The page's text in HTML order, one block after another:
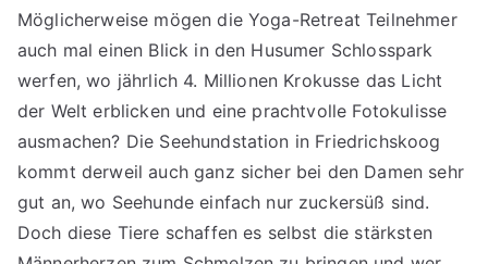
Möglicherweise mögen die Yoga-Retreat Teilnehmer
auch mal einen Blick in den Husumer Schlosspark
werfen, wo jährlich 4. Millionen Krokusse das Licht
der Welt erblicken und eine prachtvolle Fotokulisse
ausmachen? Die Seehundstation in Friedrichskoog
kommt derweil auch ganz sicher bei den Damen sehr
gut an, wo Seehunde einfach nur zuckersüß sind.
Doch diese Tiere schaffen es selbst die stärksten